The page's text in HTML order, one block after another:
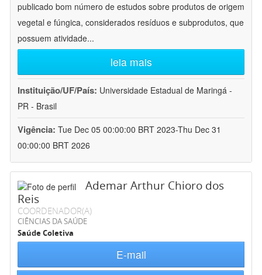
publicado bom número de estudos sobre produtos de origem
vegetal e fúngica, considerados resíduos e subprodutos, que
possuem atividade...
leia mais
Instituição/UF/País: Universidade Estadual de Maringá -
PR - Brasil
Vigência: Tue Dec 05 00:00:00 BRT 2023-Thu Dec 31
00:00:00 BRT 2026
Ademar Arthur Chioro dos
Reis
COORDENADOR(A)
CIÊNCIAS DA SAÚDE
Saúde Coletiva
E-mail